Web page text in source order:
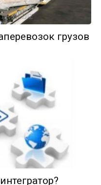
грузов